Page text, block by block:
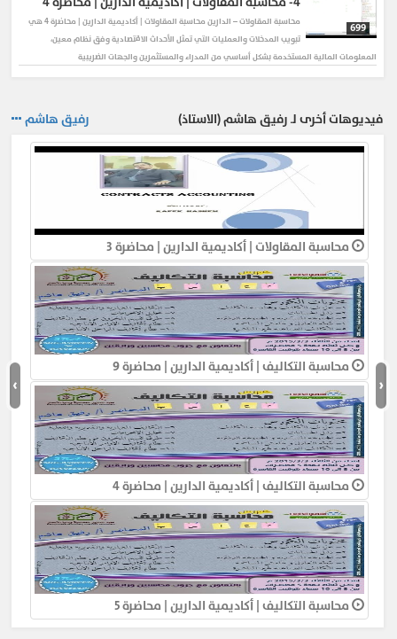
699 محاسبة المقاولات – الدارين
محاسبة المقاولات | أكاديمية الدارين | محاضرة 4 هي
تبويب المدخلات والعمليات التي تمثل الأحداث الاقتصادية وفق نظام معين،
المعلومات المالية المستخدمة بشكل أساسي من المدراء والمستثمرين والجهات الضريبية
فيديوهات أخرى لـ رفيق هاشم (الاستاذ) رفيق هاشم
محاسبة المقاولات | أكاديمية الدارين | محاضرة 3
محاسبة التكاليف | أكاديمية الدارين | محاضرة 9
محاسبة التكاليف | أكاديمية الدارين | محاضرة 4
محاسبة التكاليف | أكاديمية الدارين | محاضرة 5
‹
›